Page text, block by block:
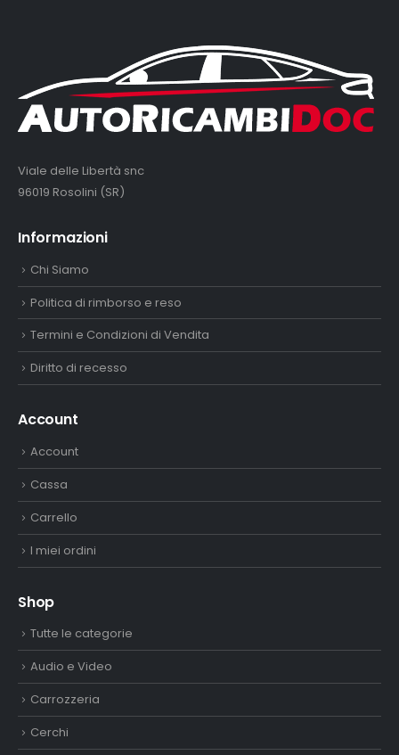
Viale delle Libertà snc
96019 Rosolini (SR)
Informazioni
Chi Siamo
Politica di rimborso e reso
Termini e Condizioni di Vendita
Diritto di recesso
Account
Account
Cassa
Carrello
I miei ordini
Shop
Tutte le categorie
Audio e Video
Carrozzeria
Cerchi